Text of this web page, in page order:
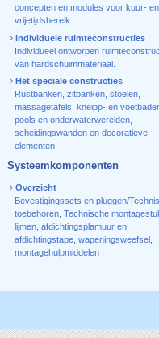
concepten en modules voor kuur- en
vrijetijdsbereik.
Individuele ruimteconstructies
Individueel ontworpen
van hardschuimmateriaal.
Het speciale constructies
Rustbanken, zitbanken, stoelen,
massagetafels, kneipp- en
pools en onderwaterwerelden,
scheidingswanden en decoratieve
elementen
Systeemkomponenten
Overzicht
Bevestigingssets en pluggen/
toebehoren, Technische
lijmen, afdichtingsplamuur en
afdichtingstape, wapeningsweefsel
montagehulpmiddelen